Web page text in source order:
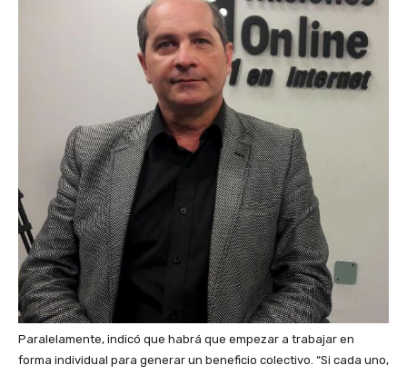
Paralelamente, indicó que habrá que empezar a trabajar en
forma individual para generar un beneficio colectivo. “Si cada uno,